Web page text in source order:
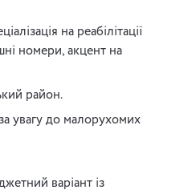
на реабілітації
номери, акцент на
район.
увагу до малорухомих
варіант із